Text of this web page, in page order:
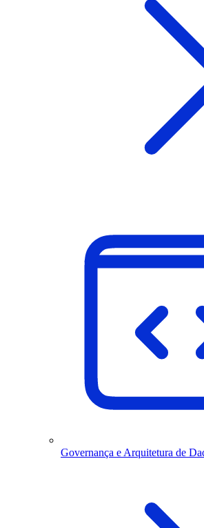
Governança e Arquitetura de